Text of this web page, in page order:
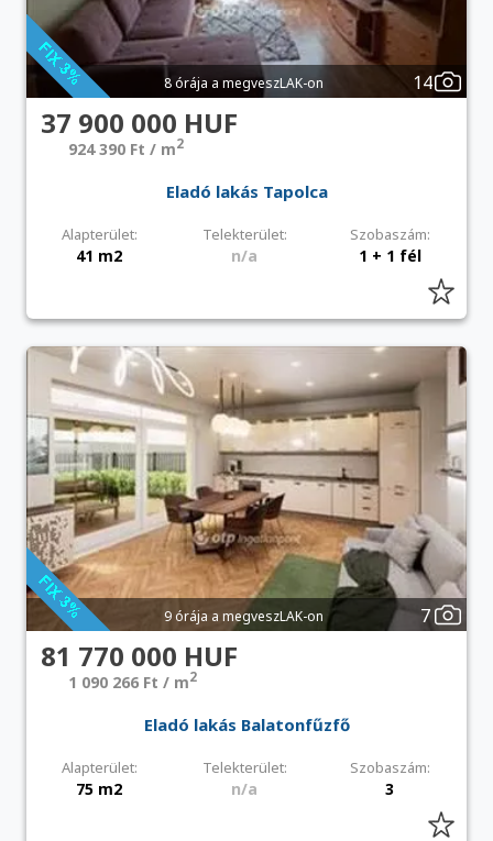
8 órája a megveszLAK-on 14
37 900 000 HUF
924 390 Ft / m2
Eladó lakás Tapolca
Alapterület: Telekterület: Szobaszám:
41 m2 n/a 1 + 1 fél
9 órája a megveszLAK-on 7
81 770 000 HUF
1 090 266 Ft / m2
Eladó lakás Balatonfűzfő
Alapterület: Telekterület: Szobaszám:
75 m2 n/a 3